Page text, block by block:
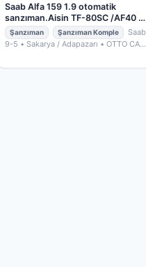
Saab Alfa 159 1.9 otomatik
sanzıman.Aisin TF-80SC /AF40 6
ileri -Çıkma parça | OEM
SANZIMAN.AISIN
Şanzıman Şanzıman Komple
Saab
9-5 • Sakarya / Adapazarı • OTTO CAR